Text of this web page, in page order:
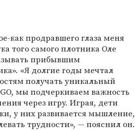
как продравшего глаза меня
того самого плотника Оле
прибывшим
«Я долгие годы мечтал
получать уникальный
мы подчеркиваем важность
через игру. Играя, дети
у них развивается мышление,
трудности», — пояснил он.